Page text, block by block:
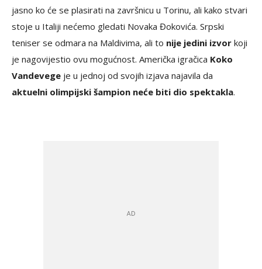
jasno ko će se plasirati na završnicu u Torinu, ali kako stvari
stoje u Italiji nećemo gledati Novaka Đokovića. Srpski
teniser se odmara na Maldivima, ali to nije jedini izvor koji
je nagovijestio ovu mogućnost. Američka igračica Koko
Vandevege je u jednoj od svojih izjava najavila da
aktuelni olimpijski šampion neće biti dio spektakla.